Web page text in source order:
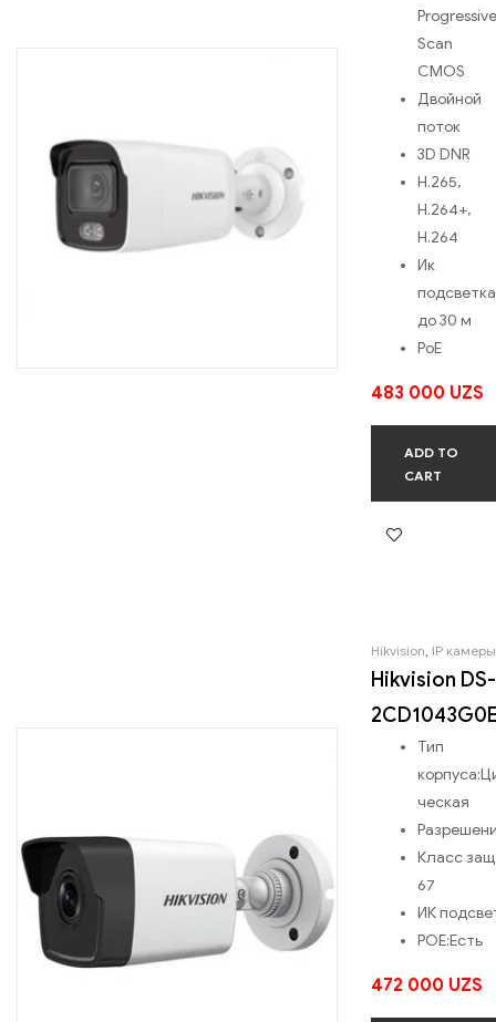
Progressive
Scan
CMOS
Двойной
поток
3D DNR
H.265,
H.264+,
H.264
Ик
подсветка
до 30 м
PoE
483 000 UZS
ADD TO
CART
Hikvision IP камеры
Hikvision DS-
Тип
корпуса:
ческая
Класс
67
ИК
POE:Есть
472 000 UZS